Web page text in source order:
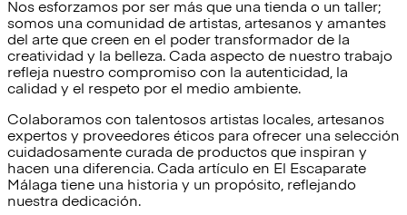
Nos esforzamos por ser más que una tienda o un taller;
somos una comunidad de artistas, artesanos y amantes
del arte que creen en el poder transformador de la
creatividad y la belleza. Cada aspecto de nuestro trabajo
refleja nuestro compromiso con la autenticidad, la
calidad y el respeto por el medio ambiente.
Colaboramos con talentosos artistas locales, artesanos
expertos y proveedores éticos para ofrecer una selección
cuidadosamente curada de productos que inspiran y
hacen una diferencia. Cada artículo en El Escaparate
Málaga tiene una historia y un propósito, reflejando
nuestra dedicación.